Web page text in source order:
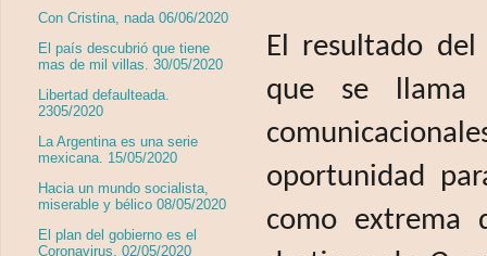
El resultado
que se llama
oportunidad
como extrema
Con Cristina, nada 06/06/2020
El país descubrió que tiene
mas de mil villas. 30/05/2020
Libertad defaulteada.
2305/2020
La Argentina es una serie
mexicana. 15/05/2020
Hacia un mundo socialista,
miserable y bélico 08/05/2020
El plan del gobierno es el
Coronavirus. 02/05/2020